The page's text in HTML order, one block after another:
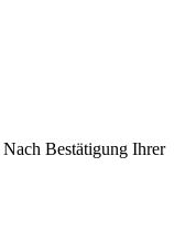
Nach Bestätigung Ihrer